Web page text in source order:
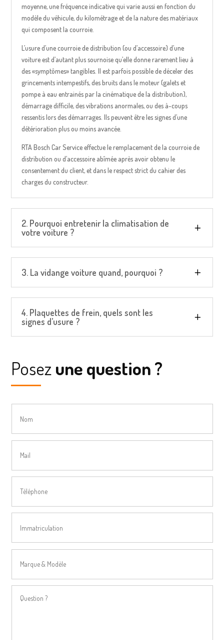
moyenne, une fréquence indicative qui varie aussi en fonction du
modèle du véhicule, du kilométrage et de la nature des matériaux
qui composent la courroie.
L’usure d’une courroie de distribution (ou d’accessoire) d’une
voiture est d’autant plus sournoise qu’elle donne rarement lieu à
des «symptômes» tangibles. Il est parfois possible de déceler des
grincements intempestifs, des bruits dans le moteur (galets et
pompe à eau entrainés par la cinématique de la distribution),
démarrage difficile, des vibrations anormales, ou des à-coups
ressentis lors des démarrages. Ils peuvent être les signes d’une
détérioration plus ou moins avancée.
RTA Bosch Car Service effectue le remplacement de la courroie de
distribution ou d’accessoire abîmée après avoir obtenu le
consentement du client, et dans le respect strict du cahier des
charges du constructeur.
2. Pourquoi entretenir la climatisation de
votre voiture ?
3. La vidange voiture quand, pourquoi ?
4. Plaquettes de frein, quels sont les
signes d’usure ?
Posezune question ?